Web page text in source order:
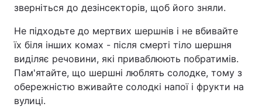
зверніться до дезінсекторів, щоб його зняли.
Не підходьте до мертвих шершнів і не вбивайте
їх біля інших комах - після смерті тіло шершня
виділяє речовини, які приваблюють побратимів.
Пам'ятайте, що шершні люблять солодке, тому з
обережністю вживайте солодкі напої і фрукти на
вулиці.